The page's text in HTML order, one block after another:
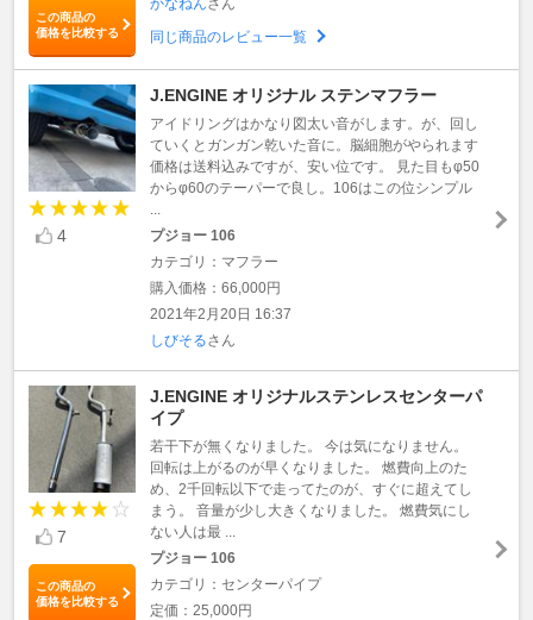
この商品の
価格を比較する
同じ商品のレビュー一覧
4
J.ENGINE オリジナル ステンマフラー
アイドリングはかなり図太い音がします。が、回し
ていくとガンガン乾いた音に。脳細胞がやられます
価格は送料込みですが、安い位です。 見た目もφ50
からφ60のテーパーで良し。106はこの位シンプル
プジョー 106
カテゴリ：マフラー
購入価格：66,000円
2021年2月20日 16:37
しびそるさん
7
この商品の
価格を比較する
J.ENGINE オリジナルステンレスセンターパ
イプ
若干下が無くなりました。 今は気になりません。
回転は上がるのが早くなりました。 燃費向上のた
め、2千回転以下で走ってたのが、すぐに超えてし
まう。 音量が少し大きくなりました。 燃費気にし
ない人は最 ...
プジョー 106
カテゴリ：センターパイプ
定価：25,000円